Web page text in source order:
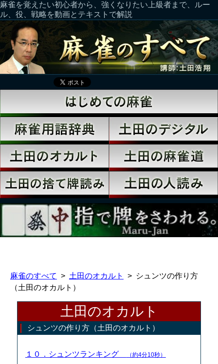
麻雀を覚えたい初心者から、強くなりたい上級者まで、ルー
ル、役、戦略を動画とテキストで解説
麻雀のすべて 土田のオカルト
シュンツの作り方
（土田のオカルト）
土田のオカルト
シュンツの作り方（土田のオカルト）
１０．シュンツランキング （約4分10秒）